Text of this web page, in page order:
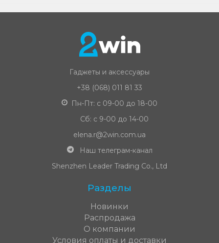
Гаджеты и аксессуары
+38 (068) 011 81 33
Пн-Пт: с 09-00 до 18-00
Сб: с 9-00 до 14-00
elena.r@2win.com.ua
Наш телеграм-канал
Shenzhen Leader Trading Co., Ltd
Разделы
Новинки
Распродажа
О компании
Условия оплаты и доставки